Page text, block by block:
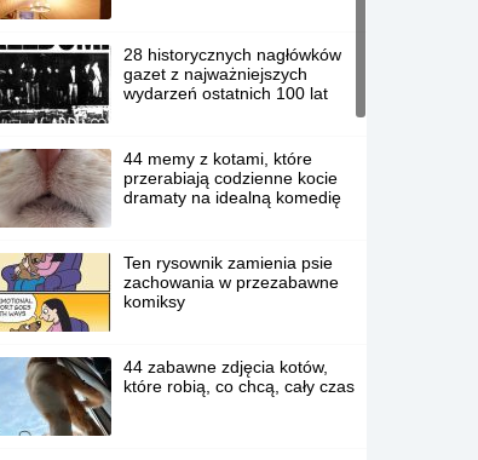
28 historycznych nagłówków
gazet z najważniejszych
wydarzeń ostatnich 100 lat
44 memy z kotami, które
przerabiają codzienne kocie
dramaty na idealną komedię
Ten rysownik zamienia psie
zachowania w przezabawne
komiksy
44 zabawne zdjęcia kotów,
które robią, co chcą, cały czas